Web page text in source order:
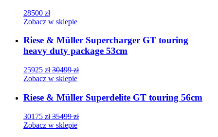
28500 zł
Zobacz w sklepie
Riese & Müller Supercharger GT touring
heavy duty package 53cm
25925 zł 30499zł
Zobacz w sklepie
Riese & Müller Superdelite GT touring 56cm
30175 zł 35499zł
Zobacz w sklepie